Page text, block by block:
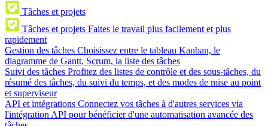
Tâches et projets
Tâches et projets Faites le travail plus facilement et plus
rapidement
Gestion des tâches Choisissez entre le tableau Kanban, le
diagramme de Gantt, Scrum, la liste des tâches
Suivi des tâches Profitez des listes de contrôle et des sous-tâches, du
résumé des tâches, du suivi du temps, et des modes de mise au point
et superviseur
API et intégrations Connectez vos tâches à d'autres services via
l'intégration API pour bénéficier d'une automatisation avancée des